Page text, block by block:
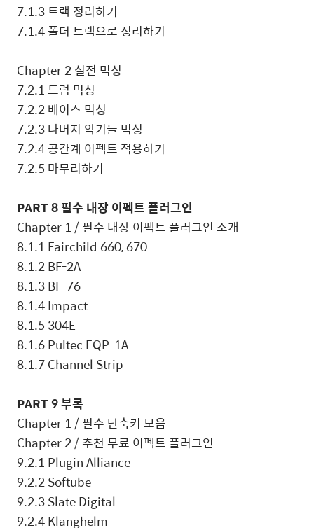
7.1.3트랙 정리하기
7.1.4폴더 트랙으로 정리하기
Chapter 2실전 믹싱
7.2.1드럼 믹싱
7.2.2베이스 믹싱
7.2.3나머지 악기들 믹싱
7.2.4공간계 이펙트 적용하기
7.2.5 마무리하기
PART 8필수 내장 이펙트 플러그인
Chapter 1 /필수 내장 이펙트 플러그인 소개
8.1.1 Fairchild 660, 670
8.1.2 BF-2A
8.1.3 BF-76
8.1.4 Impact
8.1.5 304E
8.1.6 Pultec EQP-1A
8.1.7 Channel Strip
PART 9부록
Chapter 1 /필수 단축키 모음
Chapter 2 /추천 무료 이펙트 플러그인
9.2.1 Plugin Alliance
9.2.2 Softube
9.2.3 Slate Digital
9.2.4 Klanghelm